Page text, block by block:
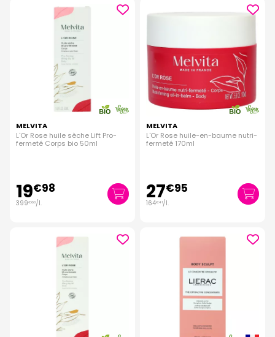
MELVITA
L'Or Rose huile sèche Lift Pro-
fermeté Corps bio 50ml
19€98
399€60/l.
MELVITA
L'Or Rose huile-en-baume nutri-
fermeté 170ml
27€95
164€41/l.